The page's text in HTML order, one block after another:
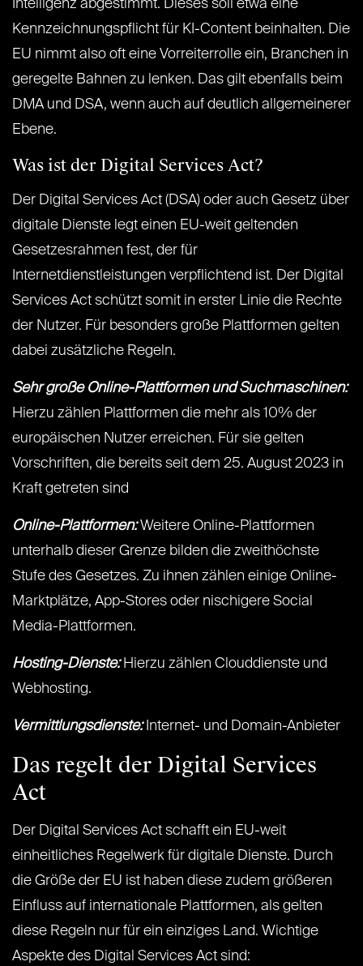
Intelligenz abgestimmt. Dieses soll etwa eine
Kennzeichnungspflicht für KI-Content beinhalten. Die
EU nimmt also oft eine Vorreiterrolle ein, Branchen in
geregelte Bahnen zu lenken. Das gilt ebenfalls beim
DMA und DSA, wenn auch auf deutlich allgemeinerer
Ebene.
Was ist der Digital Services Act?
Der Digital Services Act (DSA) oder auch Gesetz über
digitale Dienste legt einen EU-weit geltenden
Gesetzesrahmen fest, der für
Internetdienstleistungen verpflichtend ist. Der Digital
Services Act schützt somit in erster Linie die Rechte
der Nutzer. Für besonders große Plattformen gelten
dabei zusätzliche Regeln.
Sehr große Online-Plattformen und Suchmaschinen:
Hierzu zählen Plattformen die mehr als 10% der
europäischen Nutzer erreichen. Für sie gelten
Vorschriften, die bereits seit dem 25. August 2023 in
Kraft getreten sind
Online-Plattformen:Weitere Online-Plattformen
unterhalb dieser Grenze bilden die zweithöchste
Stufe des Gesetzes. Zu ihnen zählen einige Online-
Marktplätze, App-Stores oder nischigere Social
Media-Plattformen.
Hosting-Dienste:Hierzu zählen Clouddienste und
Webhosting.
Vermittlungsdienste:Internet- und Domain-Anbieter
Das regelt der Digital Services
Act
Der Digital Services Act schafft ein EU-weit
einheitliches Regelwerk für digitale Dienste. Durch
die Größe der EU ist haben diese zudem größeren
Einfluss auf internationale Plattformen, als gelten
diese Regeln nur für ein einziges Land. Wichtige
Aspekte des Digital Services Act sind: